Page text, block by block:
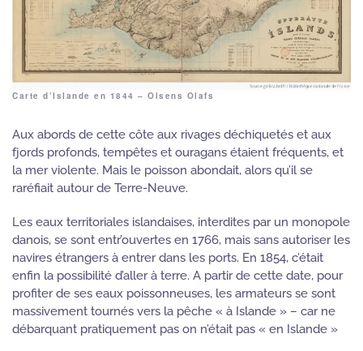
Carte d’Islande en 1844 – Olsens Olafs
Aux abords de cette côte aux rivages déchiquetés et aux
fjords profonds, tempêtes et ouragans étaient fréquents, et
la mer violente. Mais le poisson abondait, alors qu’il se
raréfiait autour de Terre-Neuve.
Les eaux territoriales islandaises, interdites par un monopole
danois, se sont entr’ouvertes en 1766, mais sans autoriser les
navires étrangers à entrer dans les ports. En 1854, c’était
enfin la possibilité d’aller à terre. A partir de cette date, pour
profiter de ses eaux poissonneuses, les armateurs se sont
massivement tournés vers la pêche « à Islande » – car ne
débarquant pratiquement pas on n’était pas « en Islande »